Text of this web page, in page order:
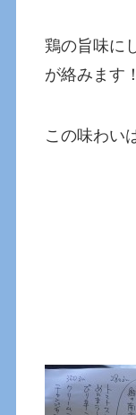
鶏の旨味に
が絡みます！
この味わい